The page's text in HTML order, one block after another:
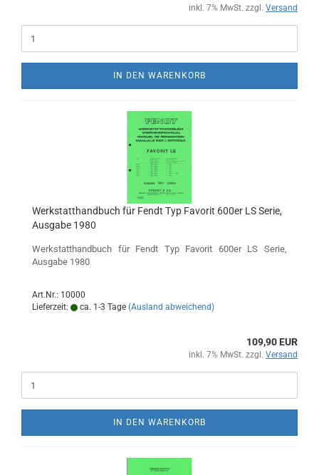
inkl. 7% MwSt. zzgl. Versand
IN DEN WARENKORB
Werkstatthandbuch für Fendt Typ Favorit 600er LS Serie,
Ausgabe 1980
Werkstatthandbuch für Fendt Typ Favorit 600er LS Serie,
Ausgabe 1980
Art.Nr.: 10000
Lieferzeit:
ca. 1-3 Tage (Ausland abweichend)
109,90 EUR
inkl. 7% MwSt. zzgl. Versand
IN DEN WARENKORB